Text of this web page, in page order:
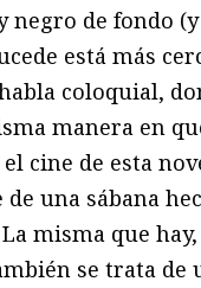
negro de fondo
está más
coloquial,
manera en
cine de esta
de una sábana
misma que
se trata de